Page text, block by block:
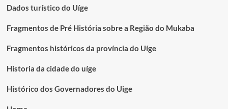
Dados turístico do Uíge
Fragmentos de Pré História sobre a Região do Mukaba
Fragmentos históricos da província do Uíge
Historia da cidade do uíge
Histórico dos Governadores do Uige